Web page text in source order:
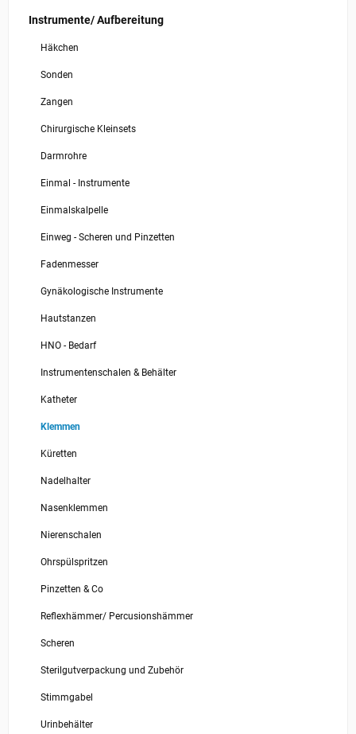
Instrumente/ Aufbereitung
Häkchen
Sonden
Zangen
Chirurgische Kleinsets
Darmrohre
Einmal - Instrumente
Einmalskalpelle
Einweg - Scheren und Pinzetten
Fadenmesser
Gynäkologische Instrumente
Hautstanzen
HNO - Bedarf
Instrumentenschalen & Behälter
Katheter
Klemmen
Küretten
Nadelhalter
Nasenklemmen
Nierenschalen
Ohrspülspritzen
Pinzetten & Co
Reflexhämmer/ Percusionshämmer
Scheren
Sterilgutverpackung und Zubehör
Stimmgabel
Urinbehälter